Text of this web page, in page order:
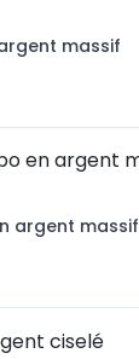
massif
argent massif